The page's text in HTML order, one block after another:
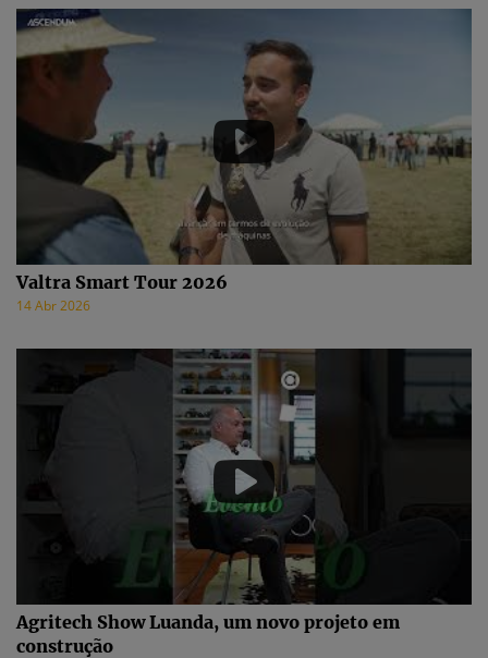
Valtra Smart Tour 2026
14 Abr 2026
Agritech Show Luanda, um novo projeto em
construção